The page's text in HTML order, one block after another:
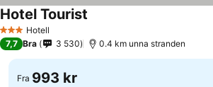
3 StjernerHotell
Hotel Tourist
7,7 Bra 3 530 0.4 km unna stranden
Fra 993 kr